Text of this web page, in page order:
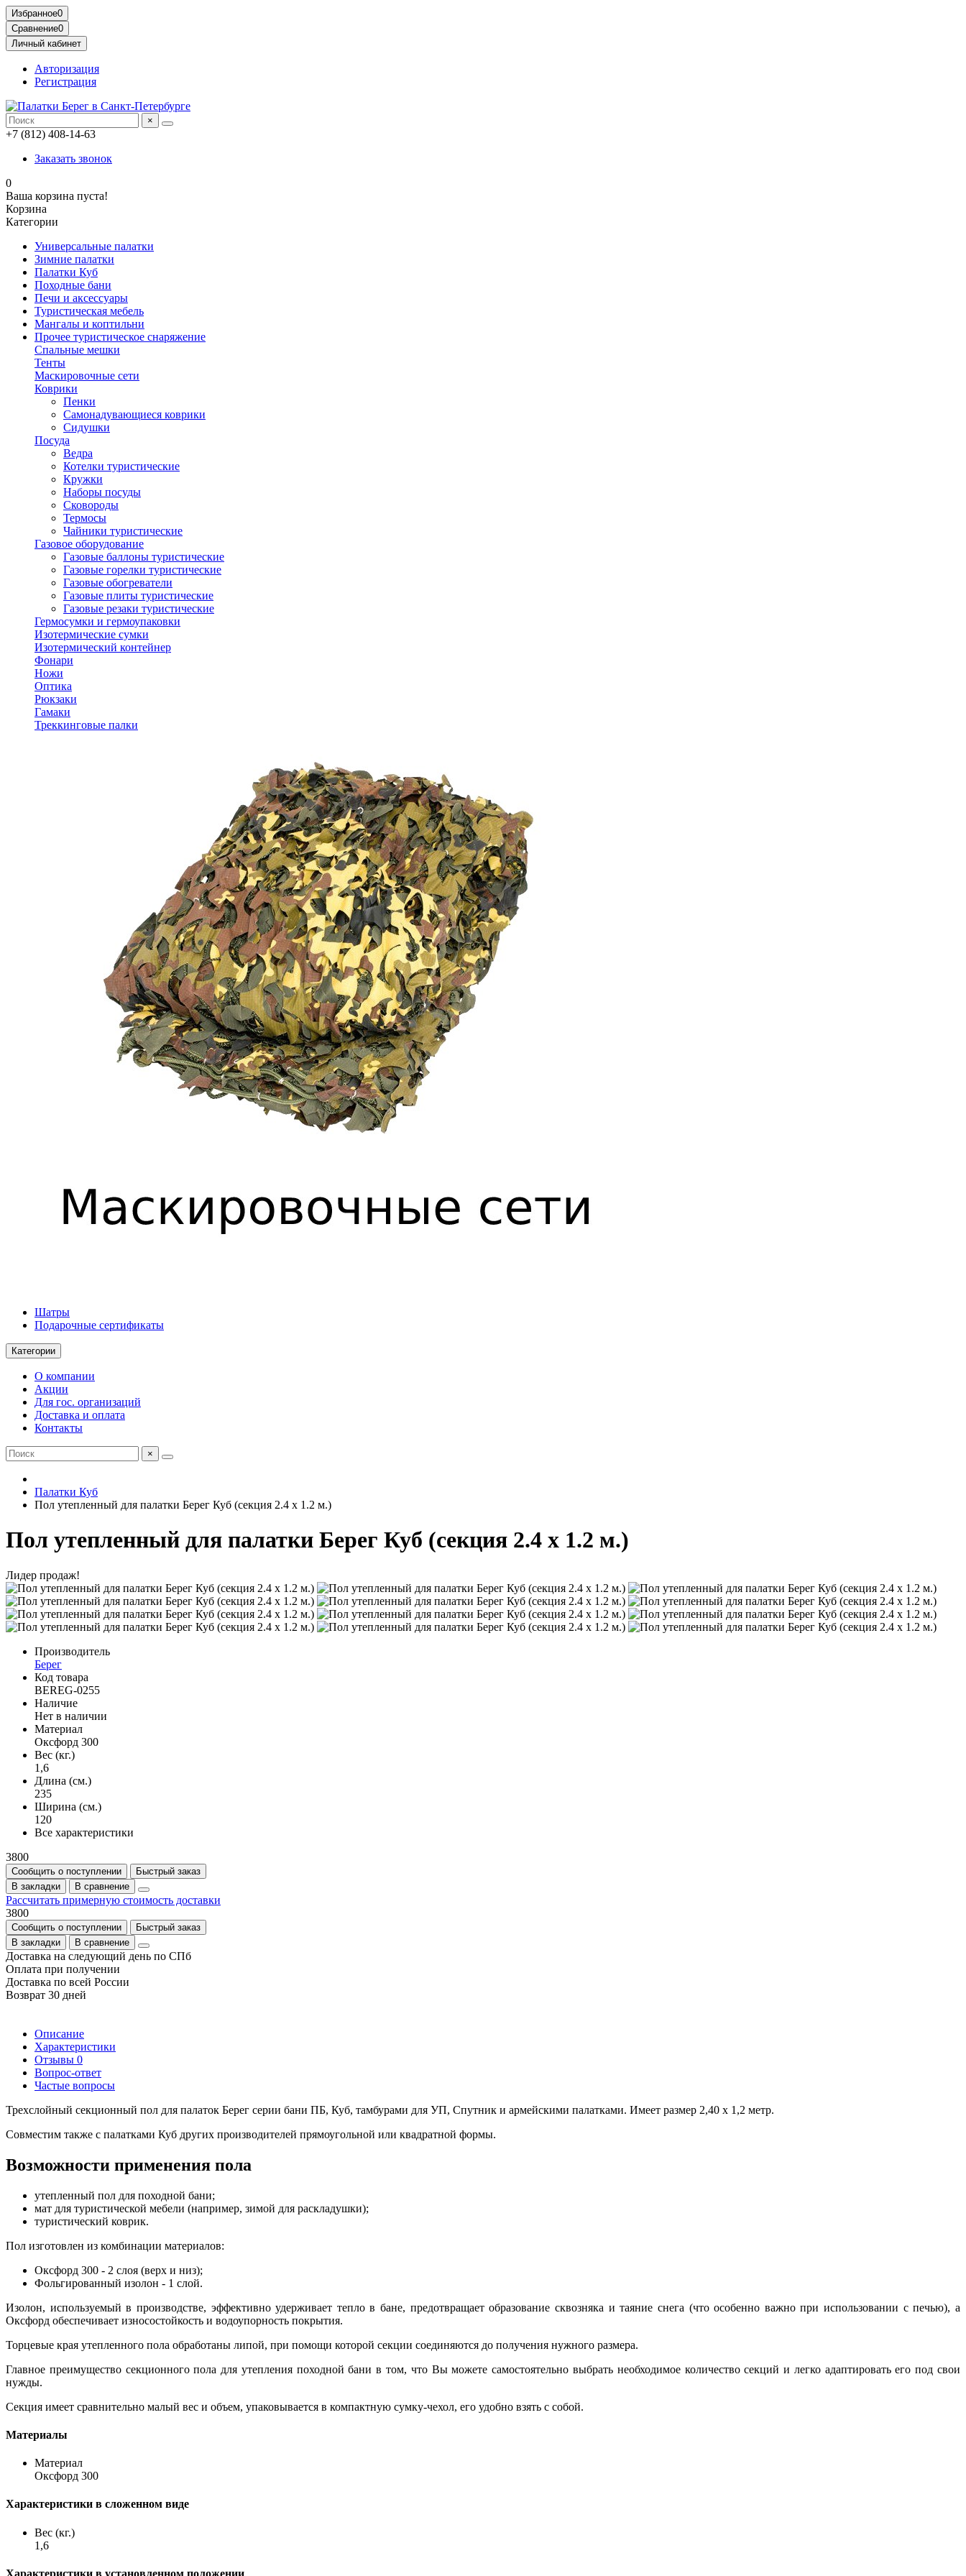
Избранное0
Сравнение0
Личный кабинет
Авторизация
Регистрация
×
+7 (812) 408-14-63
Заказать звонок
0
Ваша корзина пуста!
Корзина
Категории
Универсальные палатки
Зимние палатки
Палатки Куб
Походные бани
Печи и аксессуары
Туристическая мебель
Мангалы и коптильни
Прочее туристическое снаряжение
Спальные мешки
Тенты
Маскировочные сети
Коврики
Пенки
Самонадувающиеся коврики
Сидушки
Посуда
Ведра
Котелки туристические
Кружки
Наборы посуды
Сковороды
Термосы
Чайники туристические
Газовое оборудование
Газовые баллоны туристические
Газовые горелки туристические
Газовые обогреватели
Газовые плиты туристические
Газовые резаки туристические
Гермосумки и гермоупаковки
Изотермические сумки
Изотермический контейнер
Фонари
Ножи
Оптика
Рюкзаки
Гамаки
Треккинговые палки
Шатры
Подарочные сертификаты
Категории
О компании
Акции
Для гос. организаций
Доставка и оплата
Контакты
×
Палатки Куб
Пол утепленный для палатки Берег Куб (секция 2.4 х 1.2 м.)
Пол утепленный для палатки Берег Куб (секция 2.4 х 1.2 м.)
Лидер продаж!
Производитель
Берег
Код товара
BEREG-0255
Наличие
Нет в наличии
Материал
Оксфорд 300
Вес (кг.)
1,6
Длина (см.)
235
Ширина (см.)
120
Все характеристики
3800
Сообщить о поступлении
Быстрый заказ
В закладки
В сравнение
Рассчитать примерную стоимость доставки
3800
Сообщить о поступлении
Быстрый заказ
В закладки
В сравнение
Доставка на следующий день по СПб
Оплата при получении
Доставка по всей России
Возврат 30 дней
Описание
Характеристики
Отзывы 0
Вопрос-ответ
Частые вопросы
Трехслойный секционный пол для палаток Берег серии бани ПБ, Куб, тамбурами для УП, Спутник и армейскими палатками. Имеет размер 2,40 х 1,2 метр.
Совместим также с палатками Куб других производителей прямоугольной или квадратной формы.
Возможности применения пола
утепленный пол для походной бани;
мат для туристической мебели (например, зимой для раскладушки);
туристический коврик.
Пол изготовлен из комбинации материалов:
Оксфорд 300 - 2 слоя (верх и низ);
Фольгированный изолон - 1 слой.
Изолон, используемый в производстве, эффективно удерживает тепло в бане, предотвращает образование сквозняка и таяние снега (что особенно важно при использовании с печью), а
Оксфорд обеспечивает износостойкость и водоупорность покрытия.
Торцевые края утепленного пола обработаны липой, при помощи которой секции соединяются до получения нужного размера.
Главное преимущество секционного пола для утепления походной бани в том, что Вы можете самостоятельно выбрать необходимое количество секций и легко адаптировать его под свои
нужды.
Секция имеет сравнительно малый вес и объем, упаковывается в компактную сумку-чехол, его удобно взять с собой.
Материалы
Материал
Оксфорд 300
Характеристики в сложенном виде
Вес (кг.)
1,6
Характеристики в установленном положении